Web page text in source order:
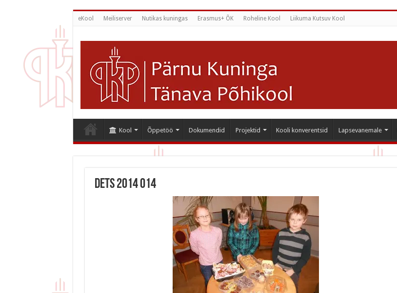
eKool Meiliserver Nutikas kuningas Erasmus+ ÕK Roheline Kool Liikuma Kutsuv Kool
Kool Õppetöö Dokumendid Projektid Kooli konverentsid Lapsevanemale
dets 2014 014